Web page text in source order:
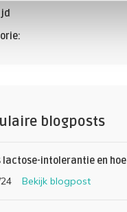
blogposts
lactose-intolerantie en
Bekijk blogpost